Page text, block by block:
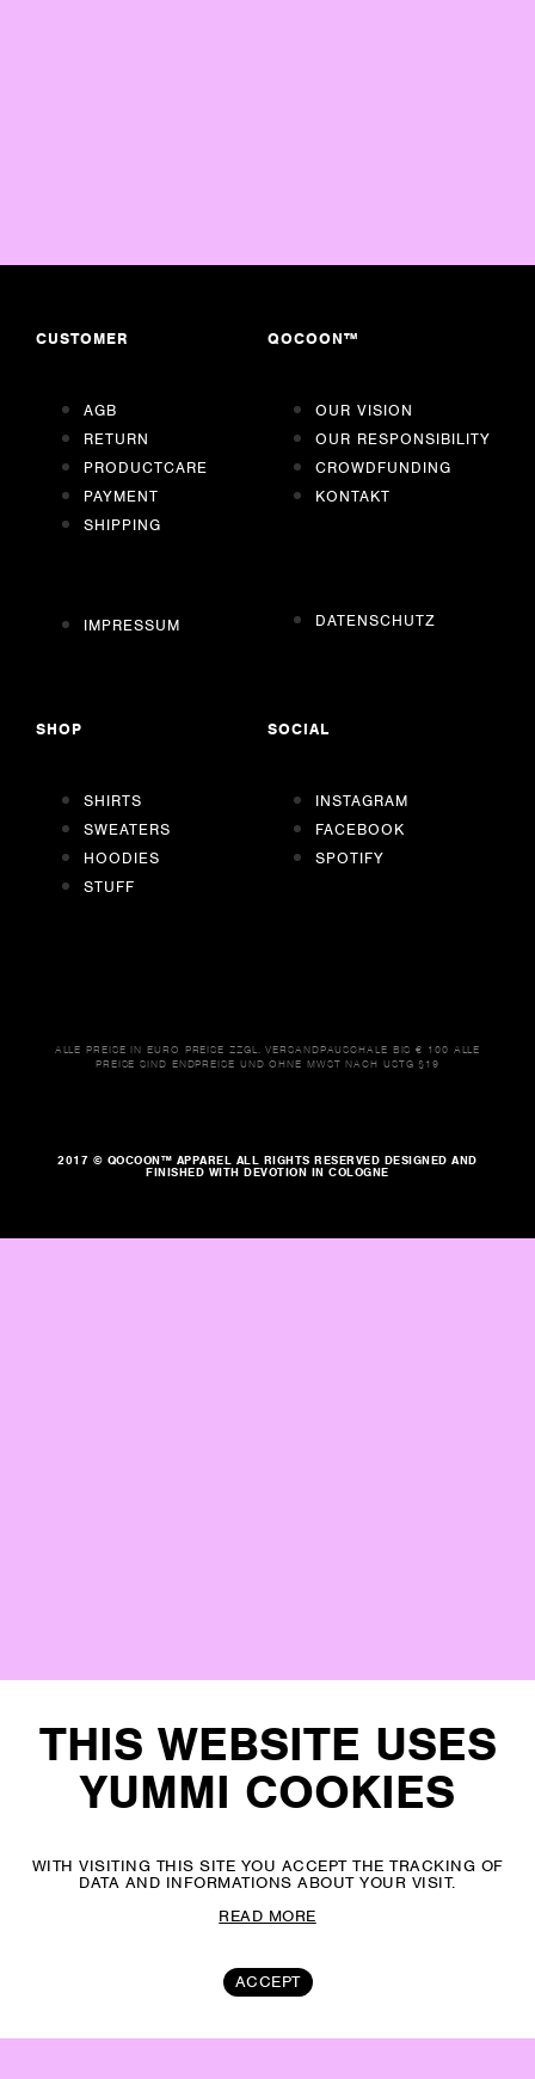
CUSTOMER
AGB
RETURN
PRODUCTCARE
PAYMENT
SHIPPING
IMPRESSUM
QOCOON™
OUR VISION
OUR RESPONSIBILITY
CROWDFUNDING
KONTAKT
DATENSCHUTZ
SHOP
SHIRTS
SWEATERS
HOODIES
STUFF
SOCIAL
INSTAGRAM
FACEBOOK
SPOTIFY
ALLE PREISE IN EURO PREISE ZZGL. VERSANDPAUSCHALE BIS € 100 ALLE
PREISE SIND ENDPREISE UND OHNE MWST NACH USTG §19
2017 © QOCOON™ APPAREL ALL RIGHTS RESERVED DESIGNED AND
FINISHED WITH DEVOTION IN COLOGNE
THIS WEBSITE USES
YUMMI COOKIES
WITH VISITING THIS SITE YOU ACCEPT THE TRACKING OF
DATA AND INFORMATIONS ABOUT YOUR VISIT.
READ MORE
ACCEPT